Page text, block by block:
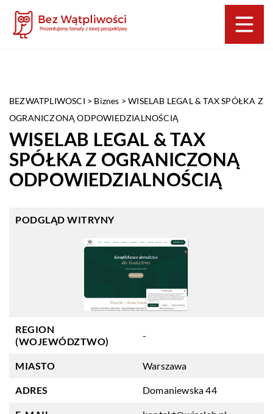
BEZWATPLIWOSCI > Biznes >WISELAB LEGAL & TAX SPÓŁKA Z
OGRANICZONĄ ODPOWIEDZIALNOŚCIĄ
WISELAB LEGAL & TAX
SPÓŁKA Z OGRANICZONĄ
ODPOWIEDZIALNOŚCIĄ
PODGLĄD WITRYNY
REGION
(WOJEWÓDZTWO)
-
MIASTO Warszawa
ADRES Domaniewska 44